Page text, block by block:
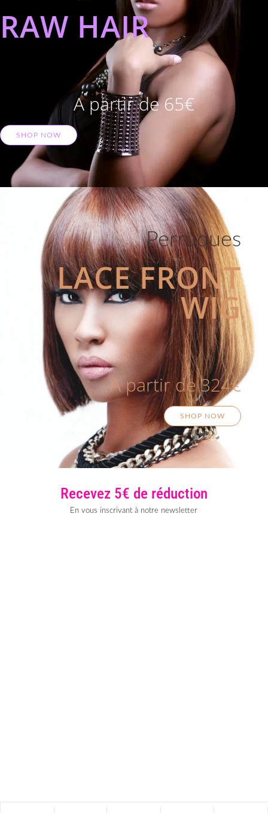
RAW HAIR
A partir de 65€
SHOP NOW
Perruques
LACE FRONT
WIG
A partir de 324€
SHOP NOW
Recevez 5€ de réduction
En vous inscrivant à notre newsletter